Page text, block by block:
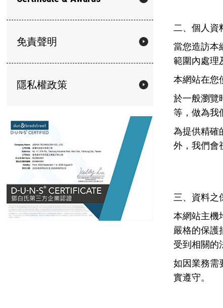
免責聲明
隱私權政策
二、個人資
當您造訪本
範圍內處理
本網站在您
於一般瀏覽
等，做為我
為提供精確
外，我們會
三、資料之
本網站主機
嚴格的保護
受到相關的
如因業務需
實遵守。